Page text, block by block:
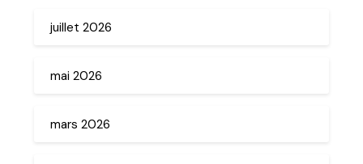
juillet 2026
mai 2026
mars 2026